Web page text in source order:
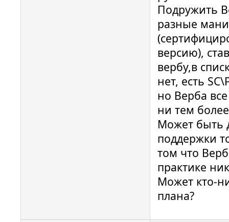
Подружить
разные
версию),
вербу,в
нет, есть
но Верба
ни тем
Может быть
поддержки
том что
практике
Может кто-
плана?